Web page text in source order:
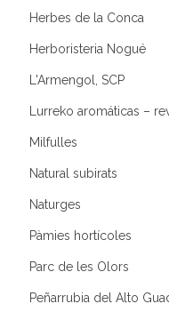
Herbes de la Conca
Herboristeria Nogué
L'Armengol, SCP
Lurreko aromáticas –
Milfulles
Natural subirats
Naturges
Pàmies hortícoles
Parc de les Olors
Peñarrubia del Alto